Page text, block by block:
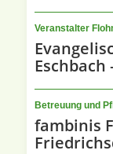
Veranstalter
Eschbach
Betreuung und
fambinis